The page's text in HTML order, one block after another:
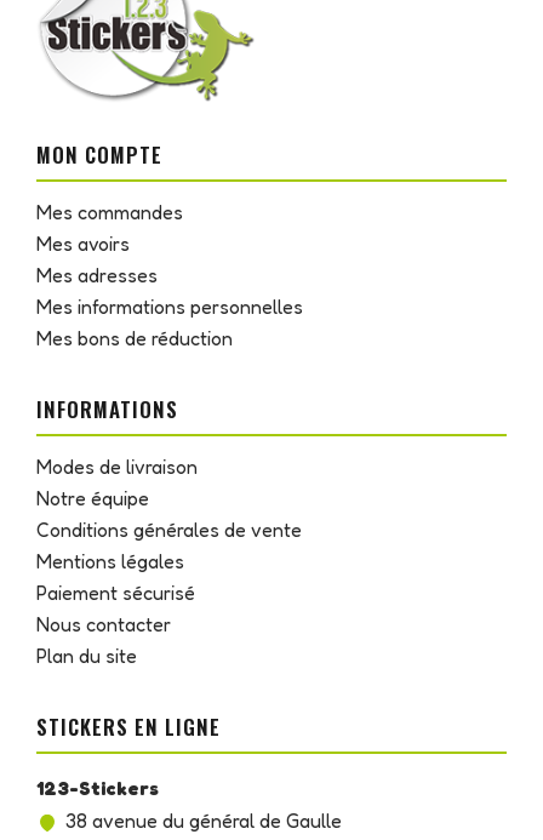
MON COMPTE
Mes commandes
Mes avoirs
Mes adresses
Mes informations personnelles
Mes bons de réduction
INFORMATIONS
Modes de livraison
Notre équipe
Conditions générales de vente
Mentions légales
Paiement sécurisé
Nous contacter
Plan du site
STICKERS EN LIGNE
123-Stickers
38 avenue du général de Gaulle